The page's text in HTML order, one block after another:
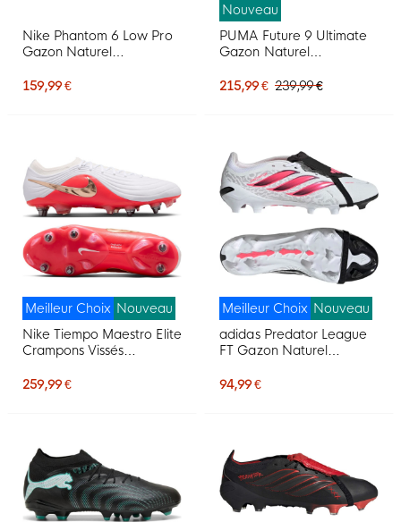
Nike Phantom 6 Low Pro
Gazon Naturel
Noir Vert Vif
159,99 €
Nouveau
PUMA Future 9 Ultimate
Gazon Naturel
Blanc Cassé Noir Rose
215,99 € 239,99 €
Meilleur Choix Nouveau
Nike Tiempo Maestro Elite
Crampons Vissés
Blanc Rouge Vif Doré
259,99 €
Meilleur Choix Nouveau
adidas Predator League
FT Gazon Naturel
Blanc Noir Rose
94,99 €